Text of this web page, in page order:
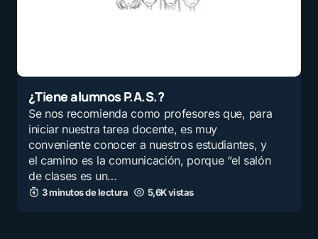
¿Tiene alumnos P.A.S.?
Se nos recomienda como profesores que, para
iniciar nuestra tarea docente, es muy
conveniente conocer a nuestros estudiantes, y
el camino es la comunicación, porque “el salón
de clases es un…
3 minutos de lectura 5,6K vistas